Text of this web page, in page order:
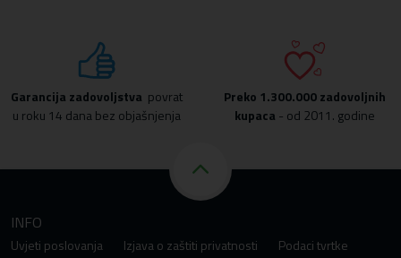
Garancija zadovoljstva povrat
u roku 14 dana bez objašnjenja
Preko 1.300.000 zadovoljnih
kupaca - od 2011. godine
INFO
Uvjeti poslovanja Izjava o zaštiti privatnosti
Podaci tvrtke